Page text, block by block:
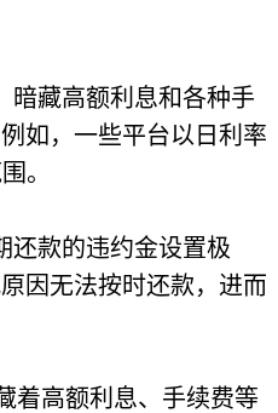
暗藏高额利息和各种手
如， 一些平台以日利率
。
还款的违约金设置极
因无法按时还款，进而
着高额利息、手续费等